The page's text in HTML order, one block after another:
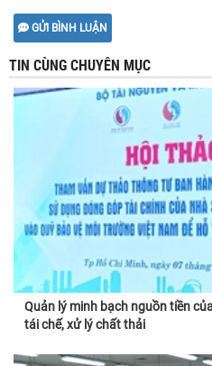
GỬI BÌNH LUẬN
TIN CÙNG CHUYÊN MỤC
Quản lý minh bạch nguồn tiền
tái chế, xử lý chất thải